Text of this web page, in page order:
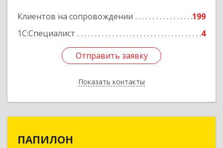
Клиентов на сопровождении
199
1С:Специалист
4
Отправить заявку
Показать контакты
Отправить заявку
Назад
ПАПИЛОН